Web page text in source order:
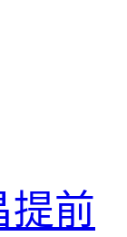
提前